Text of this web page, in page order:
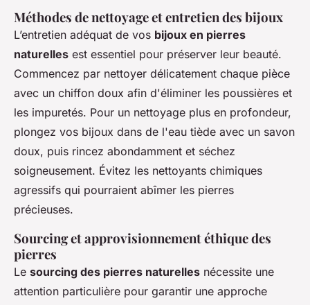
Méthodes de nettoyage et entretien des bijoux
L’entretien adéquat de vos bijoux en pierres
naturelles est essentiel pour préserver leur beauté.
Commencez par nettoyer délicatement chaque pièce
avec un chiffon doux afin d'éliminer les poussières et
les impuretés. Pour un nettoyage plus en profondeur,
plongez vos bijoux dans de l'eau tiède avec un savon
doux, puis rincez abondamment et séchez
soigneusement. Évitez les nettoyants chimiques
agressifs qui pourraient abîmer les pierres
précieuses.
Sourcing et approvisionnement éthique des
pierres
Le sourcing des pierres naturelles nécessite une
attention particulière pour garantir une approche